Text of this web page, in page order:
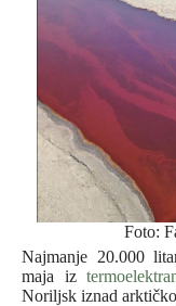
Foto:
Najmanje 20.000
maja iz
Noriljsk iznad